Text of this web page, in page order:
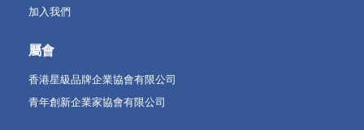
加入我們
屬會
香港星級品牌企業協會有限公司
青年創新企業家協會有限公司